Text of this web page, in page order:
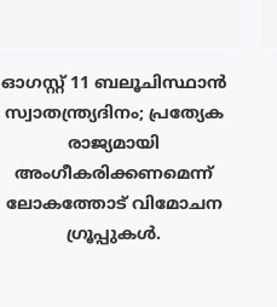
ഓഗസ്റ്റ് 11 ബലൂചിസ്ഥാൻ
സ്വാതന്ത്ര്യദിനം; പ്രത്യേക
രാജ്യമായി
അംഗീകരിക്കണമെന്ന്
ലോകത്തോട് വിമോചന
ഗ്രൂപ്പുകൾ.